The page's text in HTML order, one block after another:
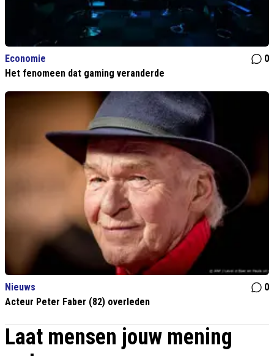
Economie
0
Het fenomeen dat gaming veranderde
Nieuws
0
Acteur Peter Faber (82) overleden
Laat mensen jouw mening